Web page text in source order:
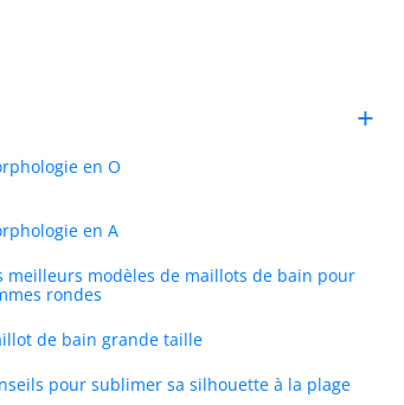
en O
en A
meilleurs modèles de maillots de bain pour
rondes
de bain grande taille
pour sublimer sa silhouette à la plage